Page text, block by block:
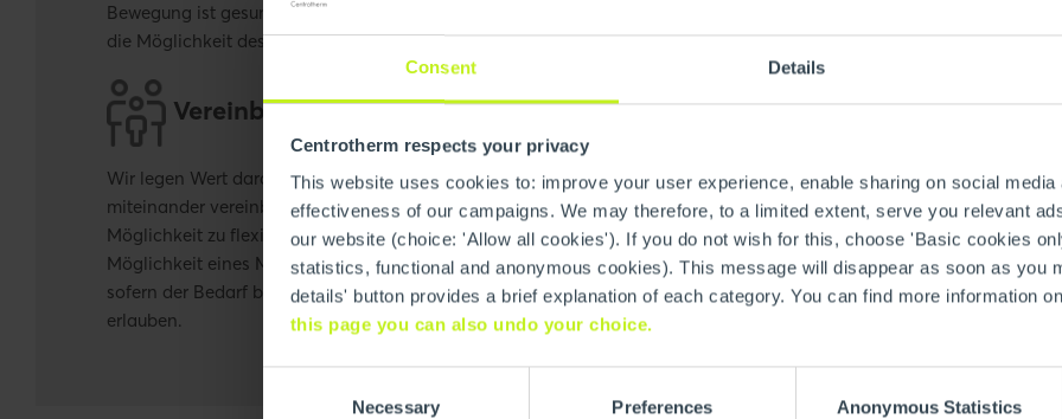
Consent Details
Centrotherm respects your privacy
This website uses cookies to: improve your user experience, enable sharing on social media
effectiveness of our campaigns. We may therefore, to a limited extent, serve you relevant
our website (choice: 'Allow all cookies'). If you do not wish for this, choose 'Basic cookies
statistics, functional and anonymous cookies). This message will disappear as soon as you
details' button provides a brief explanation of each category. You can find more information
this page you can also undo your choice.
Necessary Preferences Anonymous Statistics
Bewegung ist gesund - Wir möchten dies unterstützen und bieten daher
die Möglichkeit des Bike-Leasing.
Vereinbarkeit von Beruf und Familie
Wir legen Wert darauf, dass unsere Mitarbeiter Ihr Berufs- und Privatleben
miteinander vereinbaren können. Aus diesem Grund bieten wir die
Möglichkeit zu flexiblen Arbeitszeiten. Dazu zählt unter anderem auch die
Möglichkeit eines Mobile Office oder individueller Arbeitszeitmodelle,
sofern der Bedarf besteht und die betrieblichen Erfordernisse dies
erlauben.
Eine gesunde
wöchentlich
unbegrenzt
Kaffee, Heiße
Begleitet durch den
bieten wir
z.B. Schulungen zur